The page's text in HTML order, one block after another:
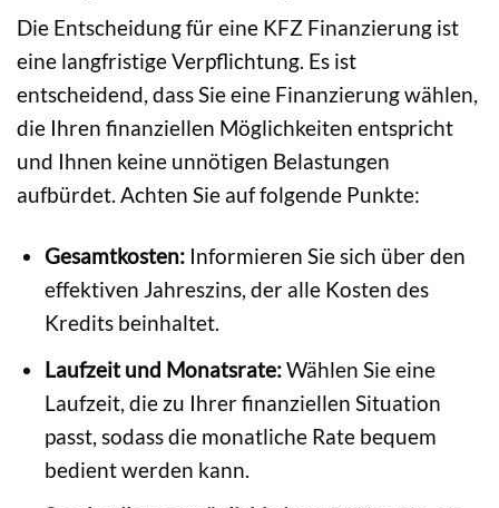
Die Entscheidung für eine KFZ Finanzierung ist
eine langfristige Verpflichtung. Es ist
entscheidend, dass Sie eine Finanzierung wählen,
die Ihren finanziellen Möglichkeiten entspricht
und Ihnen keine unnötigen Belastungen
aufbürdet. Achten Sie auf folgende Punkte:
Gesamtkosten:Informieren Sie sich über den
effektiven Jahreszins, der alle Kosten des
Kredits beinhaltet.
Laufzeit und Monatsrate:Wählen Sie eine
Laufzeit, die zu Ihrer finanziellen Situation
passt, sodass die monatliche Rate bequem
bedient werden kann.